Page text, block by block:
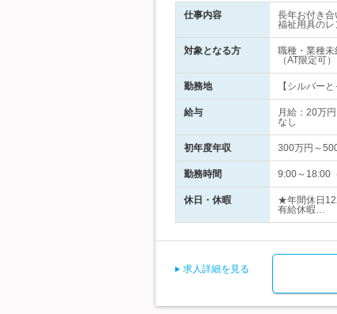
仕事内容
長年お付き
福祉用具のレ
対象となる方
職種・業種
（AT限定可
勤務地 【シルバー
給与
月給：20万
なし
初年度年収 300万円～
勤務時間 9:00～18:00
休日・休暇
★年間休日
有給休暇…
求人詳細を見る